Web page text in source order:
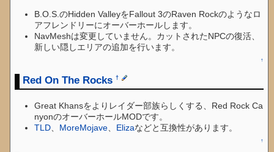
B.O.S.のHidden ValleyをFallout 3のRaven Rockのようなロ
アフレンドリーにオーバーホールします。
NavMeshは変更していません。カットされたNPCの復活、
新しい隠しエリアの追加を行います。
↑
Red On The Rocks †
Great Khansをよりレイダー部族らしくする、Red Rock Ca
nyonのオーバーホールMODです。
TLD
MoreMojave Elizaなどと互換性があります。
↑